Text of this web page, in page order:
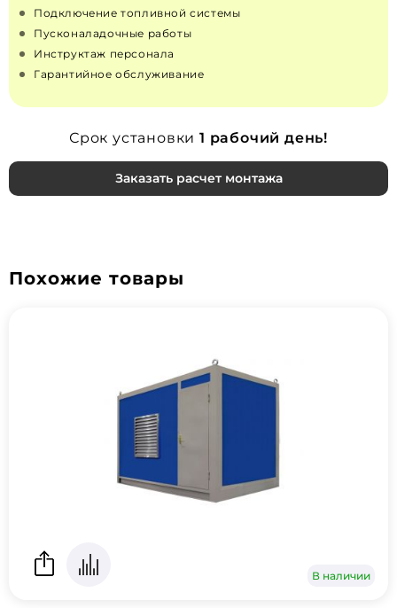
Подключение топливной системы
Пусконаладочные работы
Инструктаж персонала
Гарантийное обслуживание
Срок установки 1 рабочий день!
Заказать расчет монтажа
Похожие товары
В наличии